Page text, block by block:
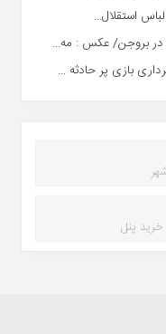
استقلال...
در بروجن/ عکس : مه...
بازی پر حادثه ...